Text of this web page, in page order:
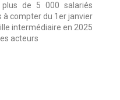
de 5 000 salariés
compter du 1er janvier
intermédiaire en 2025
acteurs